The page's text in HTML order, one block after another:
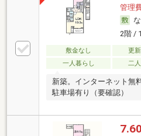
管理
2階 /
敷金なし 更
一人暮らし
二
新築。インターネット無
駐車場有り（要確認）
7.60